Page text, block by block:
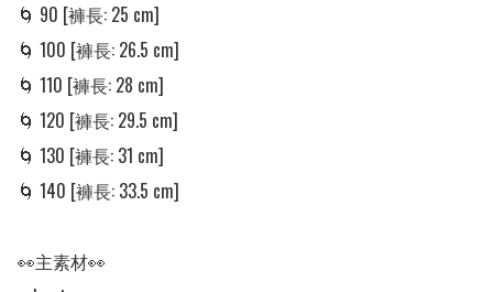
🌀 90 [褲長: 25 cm]
🌀 100 [褲長: 26.5 cm]
🌀 110 [褲長: 28 cm]
🌀 120 [褲長: 29.5 cm]
🌀 130 [褲長: 31 cm]
🌀 140 [褲長: 33.5 cm]
👀主素材👀